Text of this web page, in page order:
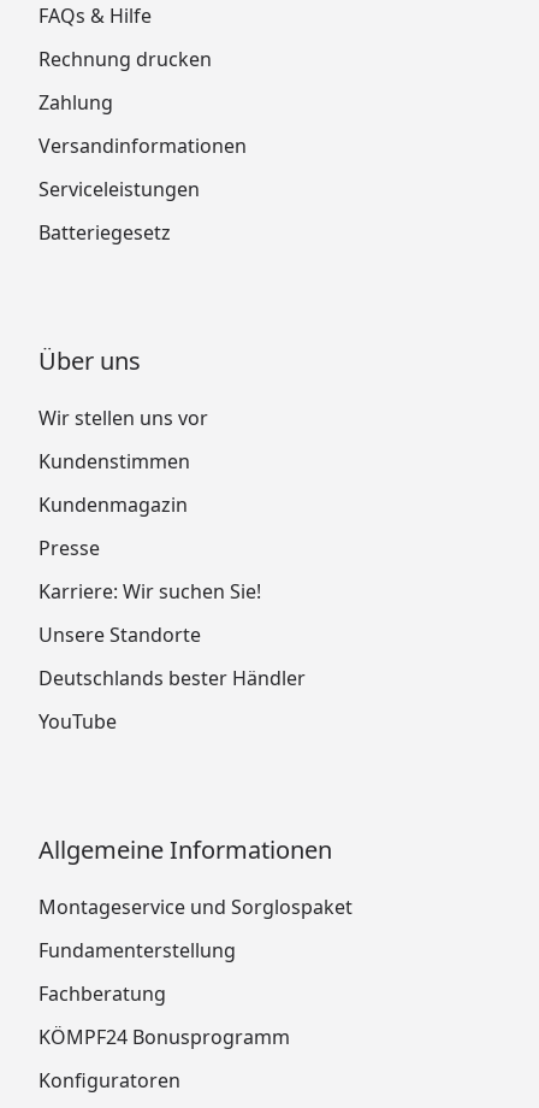
FAQs & Hilfe
Rechnung drucken
Zahlung
Versandinformationen
Serviceleistungen
Batteriegesetz
Über uns
Wir stellen uns vor
Kundenstimmen
Kundenmagazin
Presse
Karriere: Wir suchen Sie!
Unsere Standorte
Deutschlands bester Händler
YouTube
Allgemeine Informationen
Montageservice und Sorglospaket
Fundamenterstellung
Fachberatung
KÖMPF24 Bonusprogramm
Konfiguratoren